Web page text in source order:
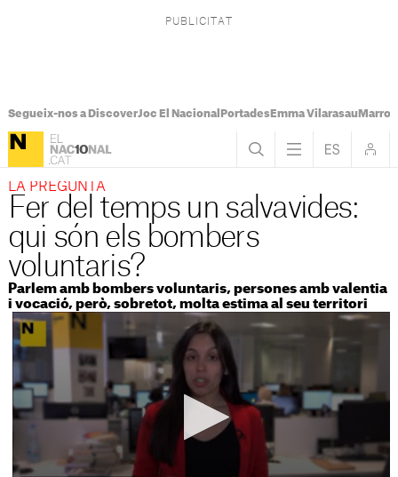
Segueix-nos a DiscoverJoc El Nacional PortadesEmma Vilarasau
LA PREGUNTA
Fer del temps un salvavides:
qui són els bombers
voluntaris?
Parlem amb bombers voluntaris, persones amb valentia
i vocació, però, sobretot, molta estima al seu territori